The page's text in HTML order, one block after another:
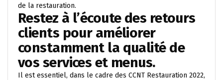
de la restauration.
Restez à l’écoute des retours
clients pour améliorer
constamment la qualité de
vos services et menus.
Il est essentiel, dans le cadre des CCNT Restauration 2022,